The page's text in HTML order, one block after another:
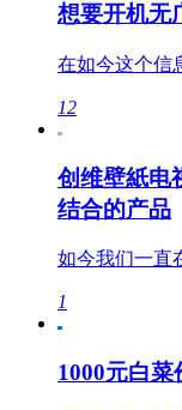
想要开机无
在如今这个信
12
创维壁紙电
结合的产品
如今我们一直
1
1000元白